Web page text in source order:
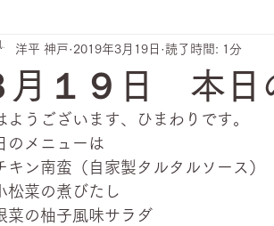
月１９日 本日
洋平 神戸 2019年3月19日 読了時間: 1分
ようございます、ひまわりです。
のメニューは
ン南蛮（自家製タルタルソース）
菜の煮びたし
の柚子風味サラダ